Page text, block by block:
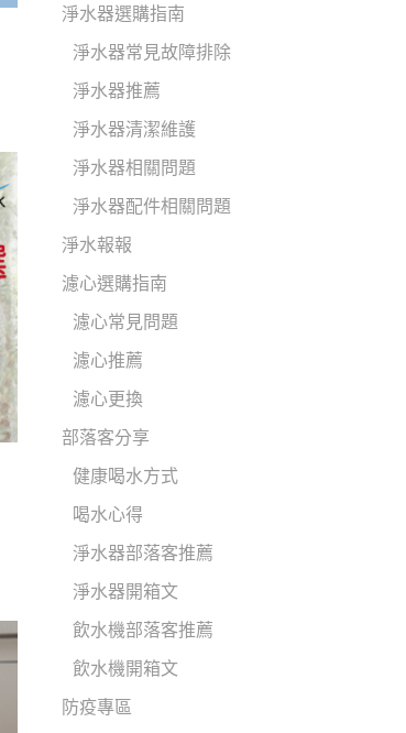
淨水器選購指南
淨水器常見故障排除
淨水器推薦
淨水器清潔維護
淨水器相關問題
淨水器配件相關問題
淨水報報
濾心選購指南
濾心常見問題
濾心推薦
濾心更換
部落客分享
健康喝水方式
喝水心得
淨水器部落客推薦
淨水器開箱文
飲水機部落客推薦
飲水機開箱文
防疫專區